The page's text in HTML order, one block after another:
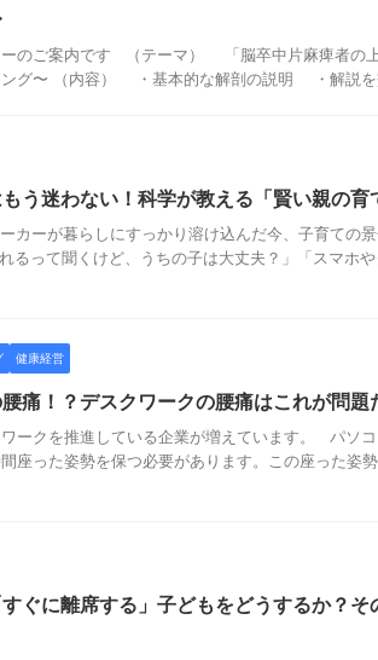
のご案内です （テーマ） 「脳卒中片麻痺者の
ング〜 （内容） ・基本的な解剖の説明 ・解説
う迷わない！科学が教える「賢い親の育
カーが暮らしにすっかり溶け込んだ今、子育ての
るって聞くけど、うちの子は大丈夫？」「スマホ
健康経営
腰痛！？デスクワークの腰痛はこれが問題
ークを推進している企業が増えています。 パソコ
座った姿勢を保つ必要があります。この座った姿
すぐに離席する」子どもをどうするか？そ